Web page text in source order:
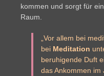
kommen und sorgt für
Raum.
„Vor allem bei
bei Meditation
beruhigende Duft
das Ankommen im